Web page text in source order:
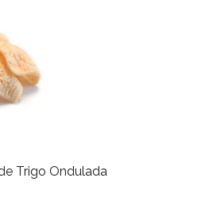
Trigo Ondulada